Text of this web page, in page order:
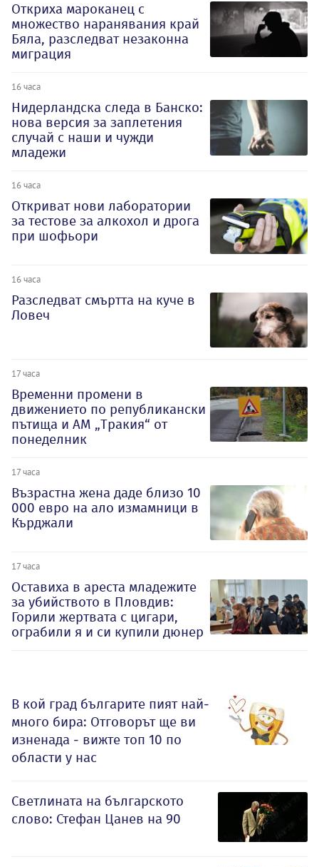
Откриха мароканец с
множество наранявания край
Бяла, разследват незаконна
миграция
16 часа
Нидерландска следа в Банско:
нова версия за заплетения
случай с наши и чужди
младежи
16 часа
Откриват нови лаборатории
за тестове за алкохол и дрога
при шофьори
16 часа
Разследват смъртта на куче в
Ловеч
17 часа
Временни промени в
движението по републикански
пътища и АМ „Тракия“ от
понеделник
17 часа
Възрастна жена даде близо 10
000 евро на ало измамници в
Кърджали
17 часа
Оставиха в ареста младежите
за убийството в Пловдив:
Горили жертвата с цигари,
ограбили я и си купили дюнер
В кой град българите пият най-
много бира: Отговорът ще ви
изненада - вижте топ 10 по
области у нас
Светлината на българското
слово: Стефан Цанев на 90